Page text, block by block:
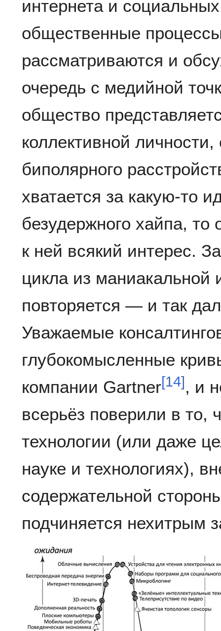
интернета и
общественные
рассматриваются и
очередь с медийной
общество
коллективной
биполярного
хватается за какую-то
безудержного хайпа, то
к ней всякий интерес.
цикла из маниакальной
повторяется — и так
Уважаемые
глубокомысленные
компании Gartner[14] , и
всерьёз поверили в то,
технологии (или даже
науке и технологиях),
содержательной
подчиняется нехитрым